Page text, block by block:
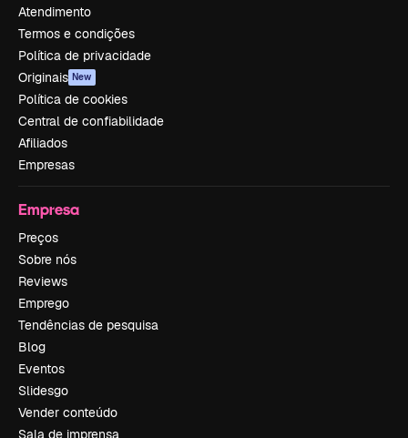
Atendimento
Termos e condições
Política de privacidade
Originais New
Política de cookies
Central de confiabilidade
Afiliados
Empresas
Empresa
Preços
Sobre nós
Reviews
Emprego
Tendências de pesquisa
Blog
Eventos
Slidesgo
Vender conteúdo
Sala de imprensa